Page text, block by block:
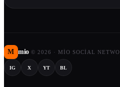
M mio © 2026 · MIO SOCIAL
IG X YT BL